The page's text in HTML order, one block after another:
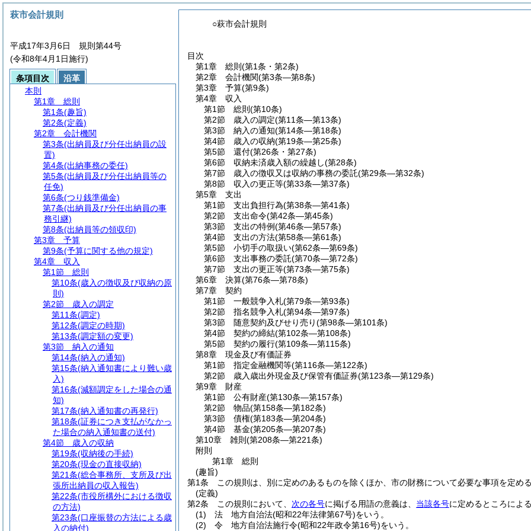
○萩市会計規則
目次
第1章
総則 (第1条・第2条)
第2章
会計機関(第3条―第8条)
第3章
予算(第9条)
第4章
収入
第1節
総則 (第10条)
第2節
歳入の調定(第11条―第13条)
第3節
納入の通知(第14条―第18条)
第4節
歳入の収納(第19条―第25条)
第5節
還付(第26条・第27条)
第6節
収納未済歳入額の繰越し(第28条)
第7節
歳入の徴収又は収納の事務の委託(第29条―第32条)
第8節
収入の更正等(第33条―第37条)
第5章
支出
第1節
支出負担行為(第38条―第41条)
第2節
支出命令(第42条―第45条)
第3節
支出の特例(第46条―第57条)
第4節
支出の方法(第58条―第61条)
第5節
小切手の取扱い(第62条―第69条)
第6節
支出事務の委託(第70条―第72条)
第7節
支出の更正等(第73条―第75条)
第6章
決算(第76条―第78条)
第7章
契約
第1節
一般競争入札(第79条―第93条)
第2節
指名競争入札(第94条―第97条)
第3節
随意契約及びせり売り(第98条―第101条)
第4節
契約の締結(第102条―第108条)
第5節
契約の履行(第109条―第115条)
第8章
現金及び有価証券
第1節
指定金融機関等(第116条―第122条)
第2節
歳入歳出外現金及び保管有価証券(第123条―第129条)
第9章
財産
第1節
公有財産(第130条―第157条)
第2節
物品(第158条―第182条)
第3節
債権(第183条―第204条)
第4節
基金(第205条―第207条)
第10章
雑則 (第208条―第221条)
附則
第1章
総則
(趣旨)
第1条
この規則は、別に定めのあるものを除くほか、市の財務について必要な事項を定める
(定義)
第2条
この規則において、 次の各号に掲げる用語の意義は、 当該各号に定めるところによる
(1)
法 地方自治法(昭和22年法律第67号)をいう。
(2)
令 地方自治法施行令(昭和22年政令第16号)をいう。
萩市会計規則
平成17年3月6日 規則第44号
(令和8年4月1日施行)
条項目次
沿革
本則
第1章
総則
第1条(趣旨)
第2条(定義)
第2章
会計機関
第3条(出納員及び分任出納員の設
置)
第4条(出納事務の委任)
第5条(出納員及び分任出納員等の
任免)
第6条(つり銭準備金)
第7条(出納員及び分任出納員の事
務引継)
第8条(出納員等の領収印)
第3章
予算
第9条(予算に関する他の規定)
第4章
収入
第1節
総則
第10条(歳入の徴収及び収納の原
則)
第2節
歳入の調定
第11条(調定)
第12条(調定の時期)
第13条(調定額の変更)
第3節
納入の通知
第14条(納入の通知)
第15条(納入通知書により難い歳
入)
第16条(減額調定をした場合の通
知)
第17条(納入通知書の再発行)
第18条(証券につき支払がなかっ
た場合の納入通知書の送付)
第4節
歳入の収納
第19条(収納後の手続)
第20条(現金の直接収納)
第21条(総合事務所、支所及び出
張所出納員の収入報告)
第22条(市役所構外における徴収
の方法)
第23条(口座振替の方法による歳
入の納付)